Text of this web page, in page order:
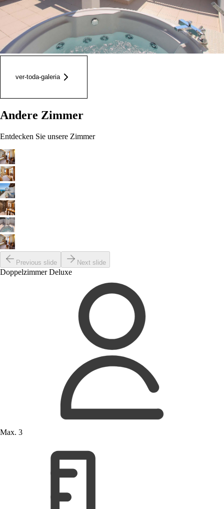
ver-toda-galeria
Andere Zimmer
Entdecken Sie unsere Zimmer
Previous slide Next slide
Doppelzimmer Deluxe
Max. 3